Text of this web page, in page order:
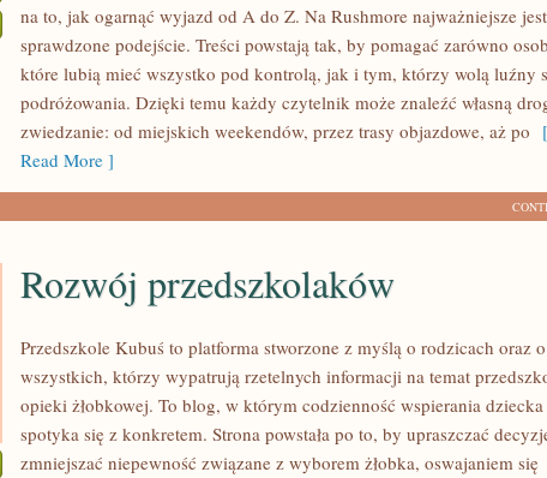
na to, jak ogarnąć wyjazd od A do Z. Na Rushmore najważniejsze jest
sprawdzone podejście. Treści powstają tak, by pomagać zarówno
które lubią mieć wszystko pod kontrolą, jak i tym, którzy wolą luźny
podróżowania. Dzięki temu każdy czytelnik może znaleźć własną
zwiedzanie: od miejskich weekendów, przez trasy objazdowe, aż po [
Read More ]
Rozwój przedszkolaków
Przedszkole Kubuś to platforma stworzone z myślą o rodzicach oraz o
wszystkich, którzy wypatrują rzetelnych informacji na temat
opieki żłobkowej. To blog, w którym codzienność wspierania dziecka
spotyka się z konkretem. Strona powstała po to, by upraszczać
zmniejszać niepewność związane z wyborem żłobka, oswajaniem się